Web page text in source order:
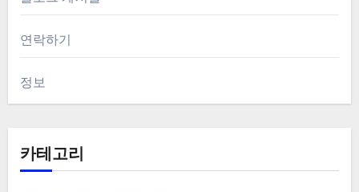
연락하기
정보
카테고리